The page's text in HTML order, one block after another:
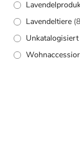
Lavendeltiere
Unkatalogisiert